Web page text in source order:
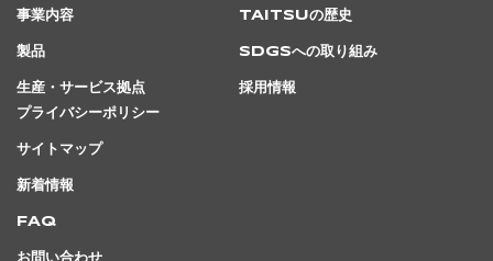
事業内容
製品
生産・サービス拠点
TAITSUの歴史
SDGsへの取り組み
採用情報
プライバシーポリシー
サイトマップ
新着情報
FAQ
お問い合わせ